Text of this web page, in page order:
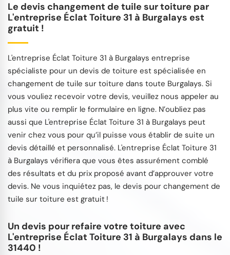
Le devis changement de tuile sur toiture par
L'entreprise Éclat Toiture 31 à Burgalays est
gratuit !
L'entreprise Éclat Toiture 31 à Burgalays entreprise
spécialiste pour un devis de toiture est spécialisée en
changement de tuile sur toiture dans toute Burgalays. Si
vous vouliez recevoir votre devis, veuillez nous appeler au
plus vite ou remplir le formulaire en ligne. N’oubliez pas
aussi que L'entreprise Éclat Toiture 31 à Burgalays peut
venir chez vous pour qu’il puisse vous établir de suite un
devis détaillé et personnalisé. L'entreprise Éclat Toiture 31
à Burgalays vérifiera que vous êtes assurément comblé
des résultats et du prix proposé avant d’approuver votre
devis. Ne vous inquiétez pas, le devis pour changement de
tuile sur toiture est gratuit !
Un devis pour refaire votre toiture avec
L'entreprise Éclat Toiture 31 à Burgalays dans le
31440 !